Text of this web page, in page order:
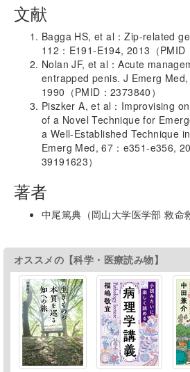
文献
Bagga HS, et al：Zip-related
112：E191-E194, 2013（PMID
Nolan JF, et al：Acute
entrapped penis. J Emerg
1990（PMID：2373840）
Piszker A, et al：Improvising
of a Novel Technique for
a Well-Established Technique
Emerg Med, 67：e351-e356,
39191623）
著者
中尾篤典（岡山大学医学部 救命
オススメの【科学・医療読み物】